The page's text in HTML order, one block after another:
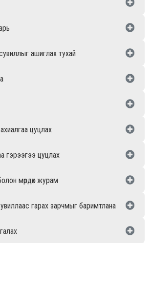
ашиглах тухай
цуцлах
гэрээгээ цуцлах
мөрдөх журам
гарах зарчмыг баримтлана